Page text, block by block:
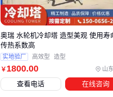
低
逆流与横流布局的
的场地，横流式
玻璃钢与不锈钢
不锈钢结构，普通
材质选择直接影响
￥ 1800.00 山
奥瑞 水轮机冷却塔 造型美观 使用寿
传热系数高
实地验厂 高效型 造型
查看电话 在线咨询